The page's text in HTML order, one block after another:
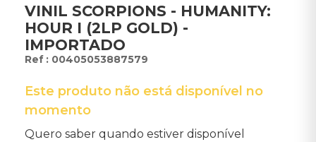
VINIL SCORPIONS - HUMANITY:
HOUR I (2LP GOLD) -
IMPORTADO
: 00405053887579
Este produto não está disponível no
momento
Quero saber quando estiver disponível